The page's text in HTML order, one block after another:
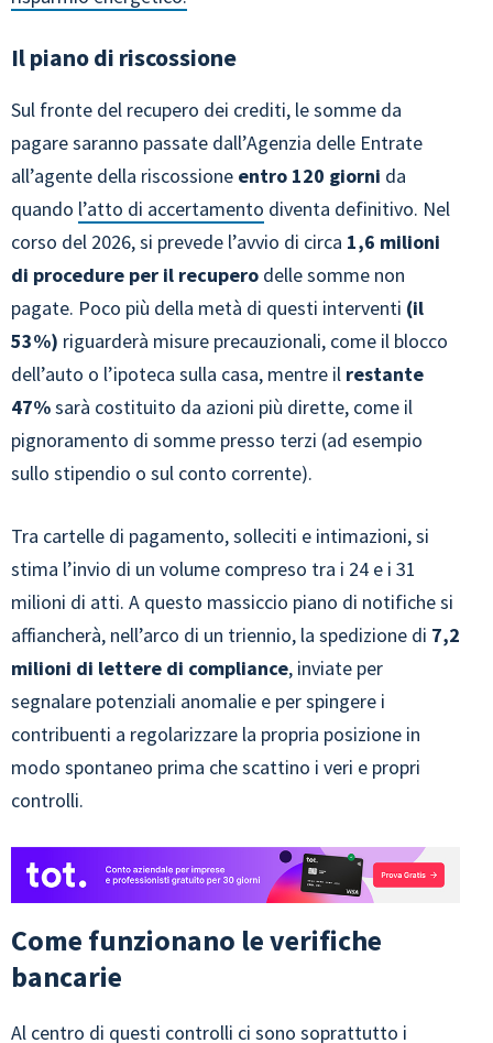
Il piano di riscossione
Sul fronte del recupero dei crediti, le somme da
pagare saranno passate dall’Agenzia delle Entrate
all’agente della riscossione entro 120 giorni da
quando l’atto di accertamento diventa definitivo. Nel
corso del 2026, si prevede l’avvio di circa 1,6 milioni
di procedure per il recupero delle somme non
pagate. Poco più della metà di questi interventi (il
53%) riguarderà misure precauzionali, come il blocco
dell’auto o l’ipoteca sulla casa, mentre il restante
47%sarà costituito da azioni più dirette, come il
pignoramento di somme presso terzi (ad esempio
sullo stipendio o sul conto corrente).
Tra cartelle di pagamento, solleciti e intimazioni, si
stima l’invio di un volume compreso tra i 24 e i 31
milioni di atti. A questo massiccio piano di notifiche si
affiancherà, nell’arco di un triennio, la spedizione di 7,2
milioni di lettere di compliance, inviate per
segnalare potenziali anomalie e per spingere i
contribuenti a regolarizzare la propria posizione in
modo spontaneo prima che scattino i veri e propri
controlli.
Come funzionano le verifiche
bancarie
Al centro di questi controlli ci sono soprattutto i